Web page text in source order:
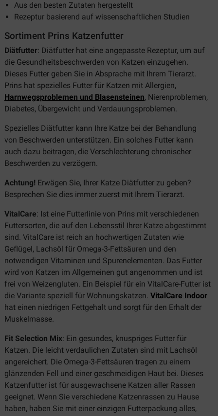
Aus den besten Zutaten hergestellt
Rezeptur basierend auf wissenschaftlichen Studien
Sortiment Prins Katzenfutter
Diätfutter: Diätfutter hat eine angepasste Rezeptur, um auf
die Gesundheitsbeschwerden von Katzen einzugehen.
Dieses Futter geben Sie in Absprache mit Ihrem Tierarzt.
Prins hat spezielles Futter für Katzen mit Allergien,
Harnwegsproblemen und Blasensteinen, Nierenproblemen,
Diabetes, Übergewicht und Verdauungsproblemen.
Spezielles Diätfutter kann Ihre Katze bei der Behandlung
von Beschwerden unterstützen. Ein solches Futter kann
auch dazu beitragen, die Verschlechterung chronischer
Beschwerden zu verzögern.
Achtung! Erwägen Sie, Ihrer Katze Diätfutter zu geben?
Besprechen Sie dies immer zuerst mit Ihrem Tierarzt.
VitalCare: Ist eine Futterlinie von Prins mit verschiedenen
Futtersorten, die auf den Lebensstil Ihrer Katze abgestimmt
sind. VitalCare ist reich an hochwertigen Zutaten wie
Geflügel, Lachsöl für Omega-3-Fettsäuren und den
notwendigen Vitaminen und Spurenelementen. Das Futter
wird von Katzen im Allgemeinen gut angenommen und ist
frei von Weizengluten. Ein Beispiel für ein VitalCare-Futter ist
die Variante speziell für Wohnungskatzen. VitalCare Indoor
hat einen niedrigen Fettgehalt und sorgt für den Erhalt der
Muskelmasse.
Fit Selection Mix: Ein gesundes, knuspriges Futter für
Katzen. Die leicht verdaulichen Zutaten sind mit Lachsöl
angereichert. Die Omega-3-Fettsäuren tragen zu einem
glänzenden Fell und einer geschmeidigen Haut bei. Dieses
Katzenfutter ist für ausgewachsene Katzen aller Rassen
geeignet. Wenn Sie verschiedene Katzenrassen zu Hause
haben, haben Sie mit einer einzigen Futterpackung alles,